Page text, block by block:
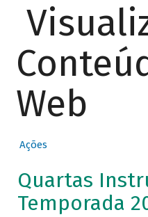
Web
Ações
Quartas
Temporada